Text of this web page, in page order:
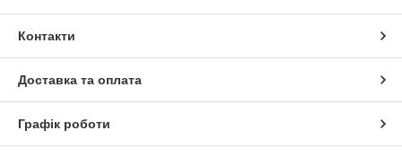
Контакти
Доставка та оплата
Графік роботи